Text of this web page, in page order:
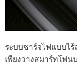
ระบบชาร์จไฟแบบไร้
เพียงวางสมาร์ทโฟ